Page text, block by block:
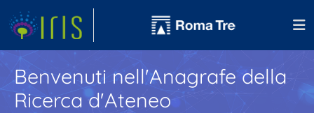
Benvenuti nell'Anagrafe della
Ricerca d'Ateneo